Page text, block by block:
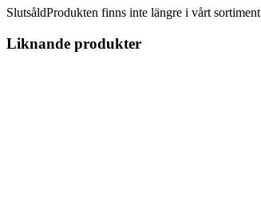
SlutsåldProdukten finns inte längre i vårt sortiment
Liknande produkter